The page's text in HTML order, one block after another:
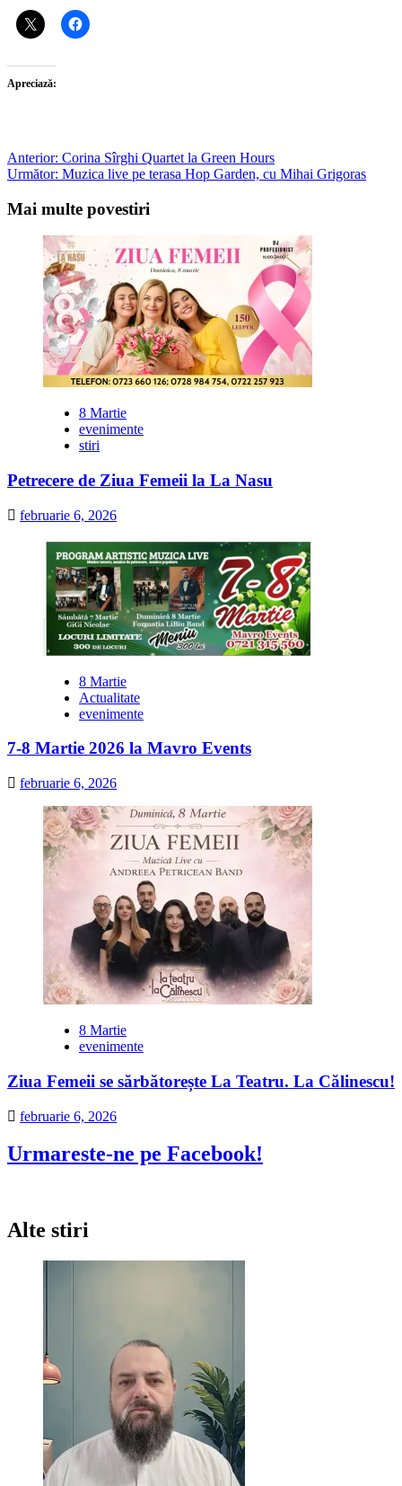
Apreciază:
Post
navigation
Anterior: Corina Sîrghi Quartet la Green Hours
Următor: Muzica live pe terasa Hop Garden, cu Mihai Grigoras
Mai multe povestiri
8 Martie
evenimente
stiri
Petrecere de Ziua Femeii la La Nasu
februarie 6, 2026
8 Martie
Actualitate
evenimente
7-8 Martie 2026 la Mavro Events
februarie 6, 2026
8 Martie
evenimente
Ziua Femeii se sărbătorește La Teatru. La Călinescu!
februarie 6, 2026
Urmareste-ne pe Facebook!
Alte stiri